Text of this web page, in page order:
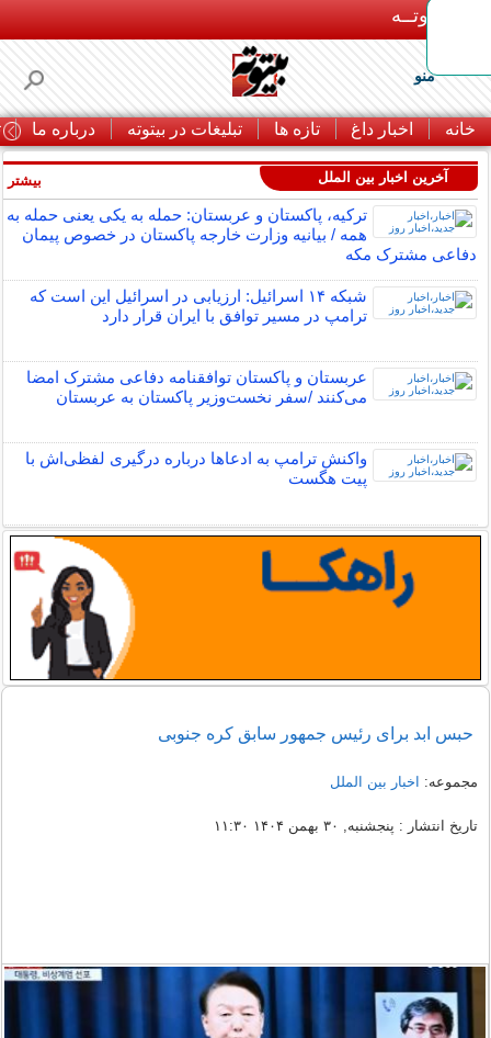
بـیتوتــه
منو
خانه اخبار داغ تازه ها تبلیغات در بیتوته درباره ما
آخرین اخبار بین الملل
ترکیه، پاکستان و عربستان: حمله به یکی یعنی حمله به
همه / بیانیه وزارت خارجه پاکستان در خصوص پیمان
دفاعی مشترک مکه
شبکه ۱۴ اسرائیل: ارزیابی در اسرائیل این است که
ترامپ در مسیر توافق با ایران قرار دارد
عربستان و پاکستان توافقنامه دفاعی مشترک امضا
می‌کنند /سفر نخست‌وزیر پاکستان به عربستان
واکنش ترامپ به ادعاها درباره درگیری لفظی‌اش با
پیت هگست
بیشتر
حبس ابد برای رئیس جمهور سابق کره جنوبی
مجموعه: اخبار بین الملل
تاریخ انتشار : پنجشنبه, ۳۰ بهمن ۱۴۰۴ ۱۱:۳۰